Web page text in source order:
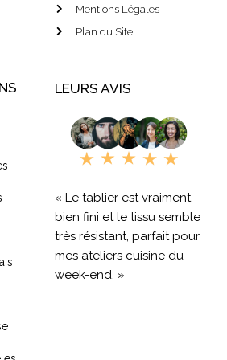
Mentions Légales
Plan du Site
LEURS AVIS
« Le tablier est vraiment
bien fini et le tissu semble
très résistant, parfait pour
mes ateliers cuisine du
week-end. »